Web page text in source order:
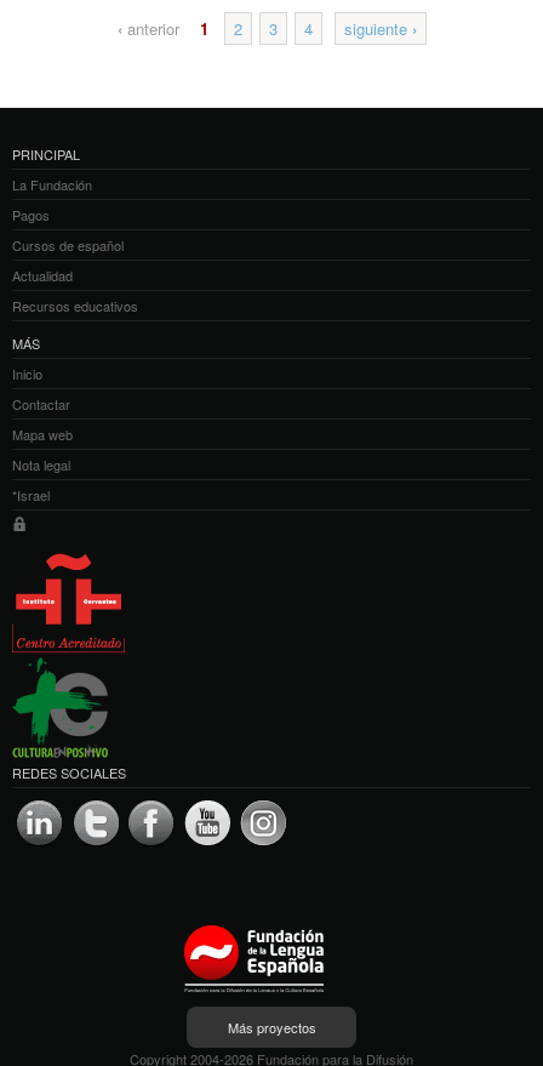
‹ anterior 1 2 3 4 siguiente ›
PRINCIPAL
La Fundación
Pagos
Cursos de español
Actualidad
Recursos educativos
MÁS
Inicio
Contactar
Mapa web
Nota legal
*Israel
REDES SOCIALES
Más proyectos
Copyright 2004-2026 Fundación para la Difusión